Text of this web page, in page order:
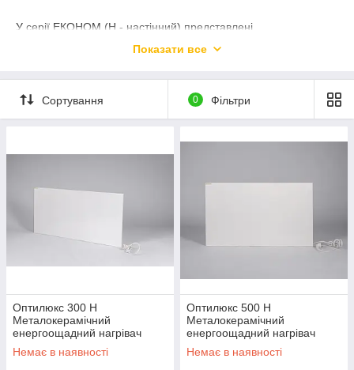
У серії ЕКОНОМ (Н - настінний) представлені
комплектуються виделкою, терморегулятором і проводом.
Такі панелі призначені для монтажу електроопалення з
підключенням через терморегулятор, який регулює
температуру приміщення і, при досягненні заданої
(Користувачі самостійно виставляють, при якій температурі
Показати все
Сортування 0 Фільтри
Оптилюкс 300 Н
Металокерамічний
енергоощадний нагрівач
Немає в наявності
Оптилюкс 500 Н
Металокерамічний
енергоощадний нагрівач
Немає в наявності